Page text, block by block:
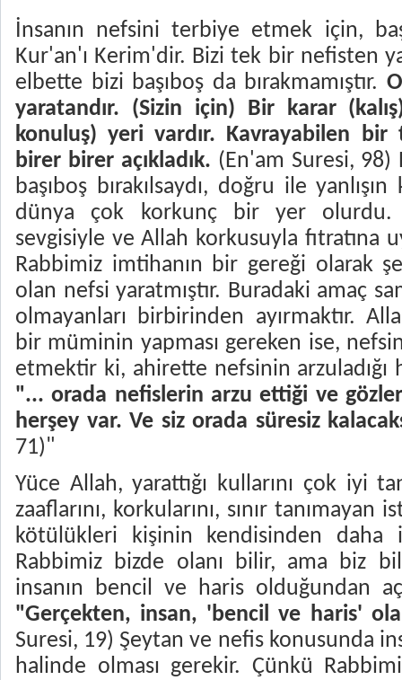
İnsanın nefsini terbiye etmek için,
Kur'an'ı Kerim'dir. Bizi tek bir nefisten
elbette bizi başıboş da bırakmamıştır. 
yaratandır. (Sizin için) Bir karar
konuluş) yeri vardır. Kavrayabilen
birer birer açıkladık.  (En'am Suresi,
başıboş bırakılsaydı, doğru ile yanlışın
dünya çok korkunç bir yer olurdu.
sevgisiyle ve Allah korkusuyla fıtratına
Rabbimiz imtihanın bir gereği olarak
olan nefsi yaratmıştır. Buradaki amaç
olmayanları birbirinden ayırmaktır.
bir müminin yapması gereken ise,
etmektir ki, ahirette nefsinin arzuladığı
"... orada nefislerin arzu ettiği ve
herşey var. Ve siz orada süresiz
71)"
Yüce Allah, yarattığı kullarını çok iyi
zaaflarını, korkularını, sınır
kötülükleri kişinin kendisinden daha
Rabbimiz bizde olanı bilir, ama biz
insanın bencil ve haris olduğundan
"Gerçekten, insan, 'bencil ve haris'
Suresi, 19) Şeytan ve nefis konusunda
halinde olması gerekir. Çünkü